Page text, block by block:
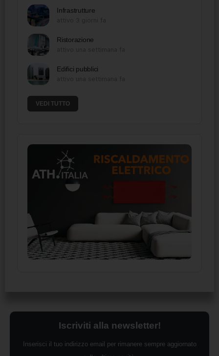
Infrastrutture
Ristorazione
Edifici pubblici
VEDI TUTTO
Iscriviti alla newsletter!
Inserisci il tuo indirizzo email per rimanere sempre aggiornato